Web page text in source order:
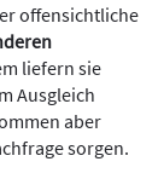
offensichtliche
liefern sie
Ausgleich
aber
sorgen.